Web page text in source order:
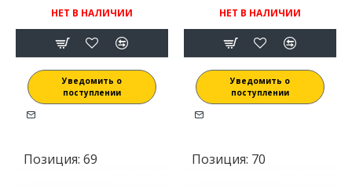
НЕТ В НАЛИЧИИ
Уведомить о
поступлении
НЕТ В НАЛИЧИИ
Уведомить о
поступлении
Позиция: 69 Позиция: 70